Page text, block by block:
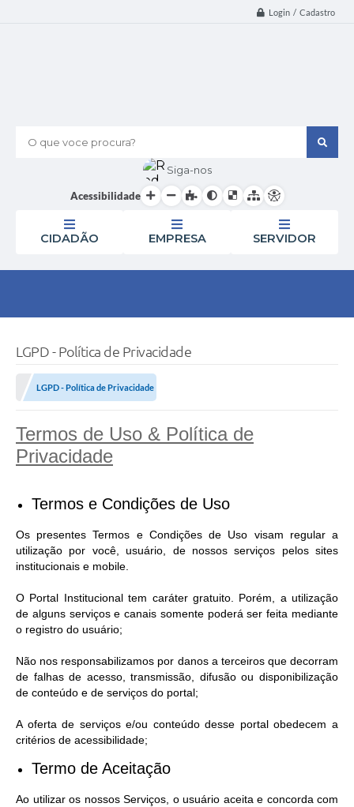
Login / Cadastro
O que voce procura?
Siga-nos
Acessibilidade
CIDADÃO EMPRESA SERVIDOR
LGPD - Política de Privacidade
LGPD - Política de Privacidade
Termos de Uso & Política de
Privacidade
Termos e Condições de Uso
Os presentes Termos e Condições de Uso visam regular a
utilização por você, usuário, de nossos serviços pelos sites
institucionais e mobile.
O Portal Institucional tem caráter gratuito. Porém, a utilização
de alguns serviços e canais somente poderá ser feita mediante
o registro do usuário;
Não nos responsabilizamos por danos a terceiros que decorram
de falhas de acesso, transmissão, difusão ou disponibilização
de conteúdo e de serviços do portal;
A oferta de serviços e/ou conteúdo desse portal obedecem a
critérios de acessibilidade;
Termo de Aceitação
Ao utilizar os nossos Serviços, o usuário aceita e concorda com